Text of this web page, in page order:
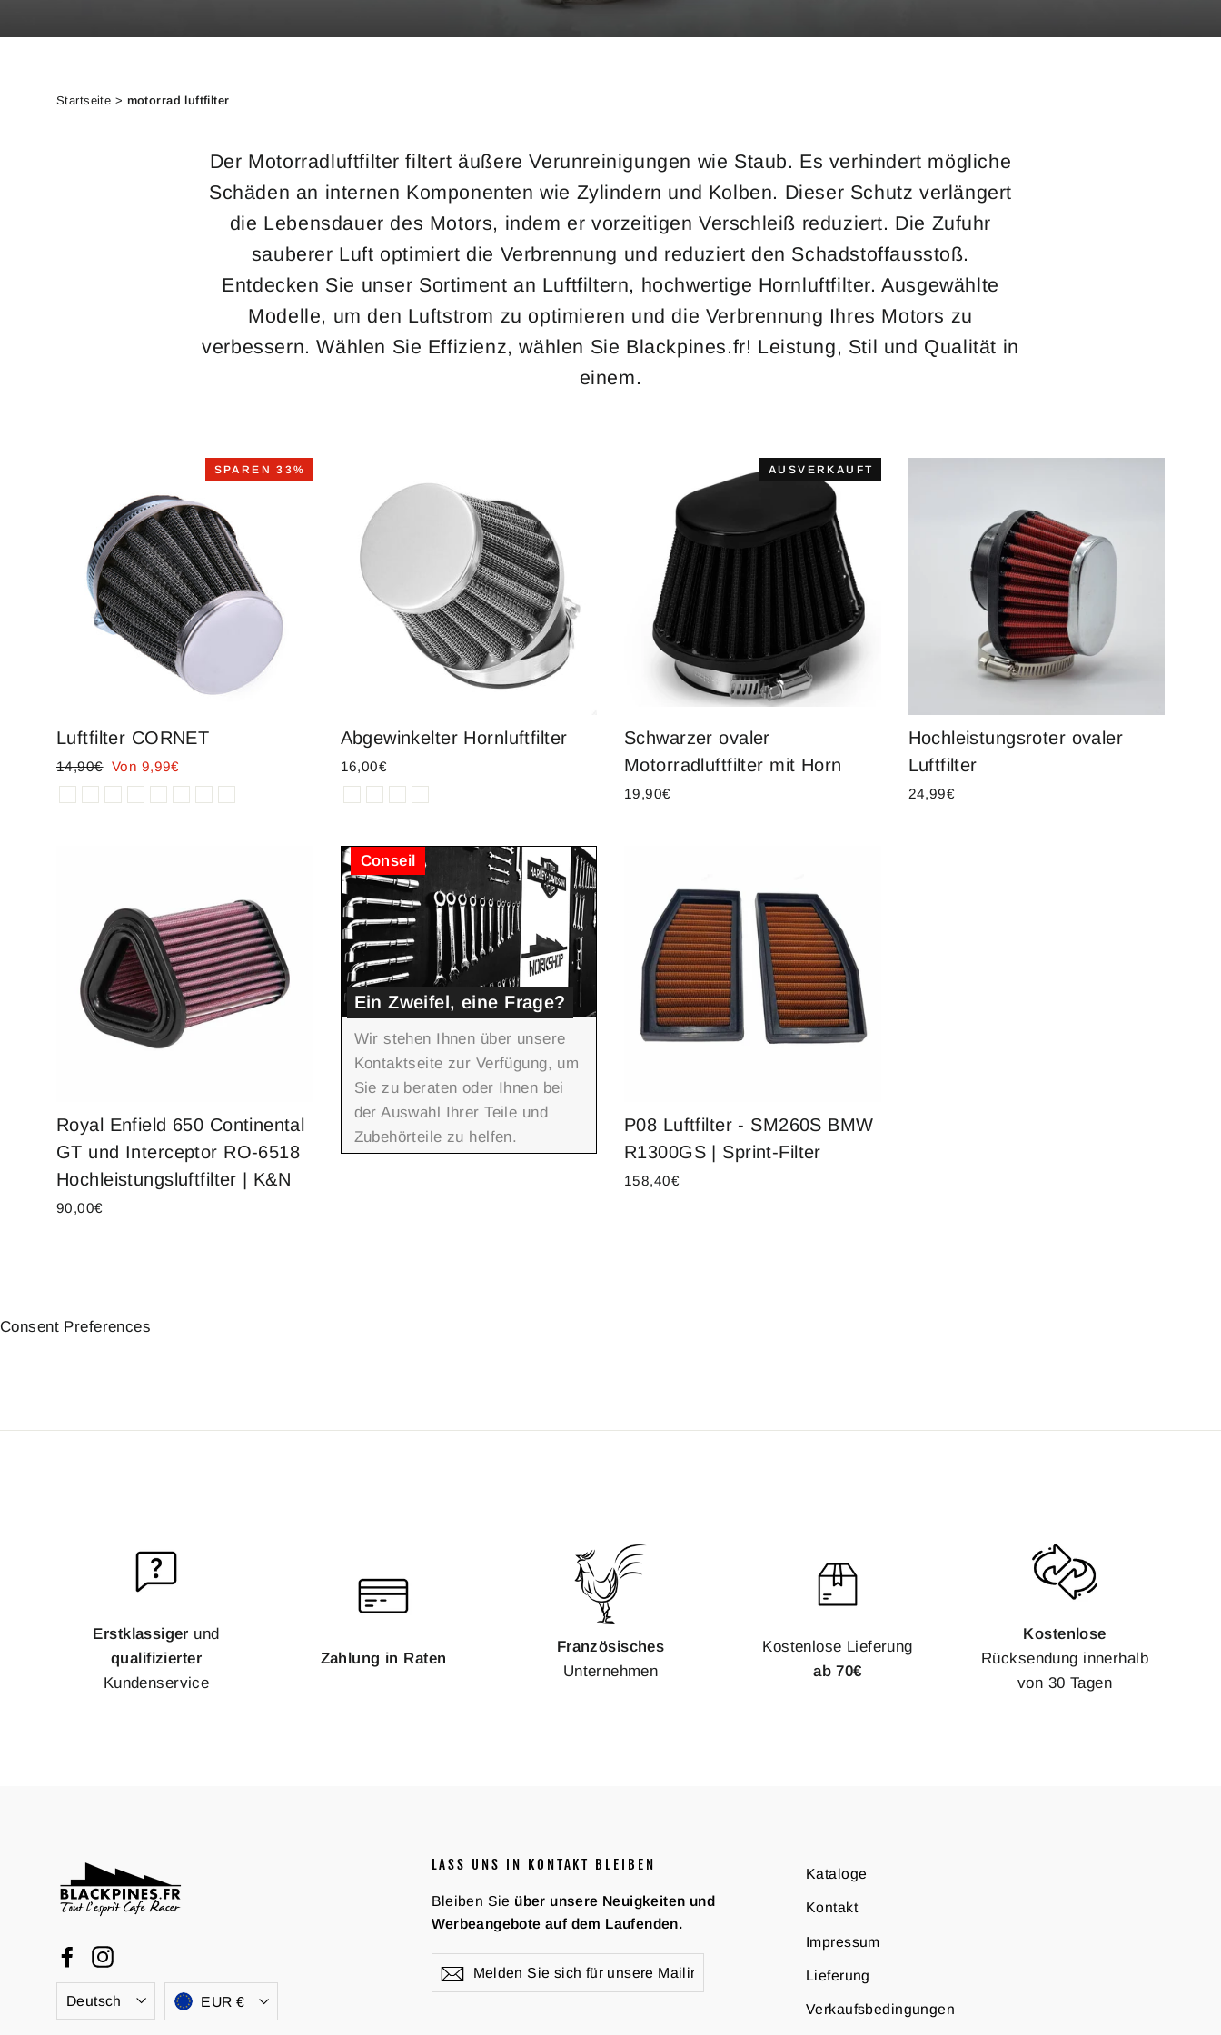
Startseite > motorrad luftfilter
Der Motorradluftfilter filtert äußere Verunreinigungen wie Staub. Es verhindert mögliche
Schäden an internen Komponenten wie Zylindern und Kolben. Dieser Schutz verlängert
die Lebensdauer des Motors, indem er vorzeitigen Verschleiß reduziert. Die Zufuhr
sauberer Luft optimiert die Verbrennung und reduziert den Schadstoffausstoß.
Entdecken Sie unser Sortiment an Luftfiltern, hochwertige Hornluftfilter. Ausgewählte
Modelle, um den Luftstrom zu optimieren und die Verbrennung Ihres Motors zu
verbessern. Wählen Sie Effizienz, wählen Sie Blackpines.fr! Leistung, Stil und Qualität in
einem.
SPAREN 33%
Luftfilter CORNET
Normaler
Preis
14,90€ Sonderpreis
Von 9,99€
Abgewinkelter Hornluftfilter
16,00€
AUSVERKAUFT
Schwarzer ovaler
Motorradluftfilter mit Horn
19,90€
Hochleistungsroter ovaler
Luftfilter
24,99€
Royal Enfield 650 Continental
GT und Interceptor RO-6518
Hochleistungsluftfilter | K&N
90,00€
Conseil
Ein Zweifel, eine Frage?
Wir stehen Ihnen über unsere
Kontaktseite zur Verfügung, um
Sie zu beraten oder Ihnen bei
der Auswahl Ihrer Teile und
Zubehörteile zu helfen.
P08 Luftfilter - SM260S BMW
R1300GS | Sprint-Filter
158,40€
Consent Preferences
Erstklassiger und
qualifizierter
Kundenservice
Zahlung in Raten
Französisches
Unternehmen
Kostenlose Lieferung
ab 70€
Kostenlose
Rücksendung innerhalb
von 30 Tagen
Facebook
Sprache
Deutsch Währung
EUR €
LASS UNS IN KONTAKT BLEIBEN
Bleiben Sie über unsere Neuigkeiten und
Werbeangebote auf dem Laufenden.
Sie
Abonnieren
Kataloge
Kontakt
Impressum
Lieferung
Verkaufsbedingungen